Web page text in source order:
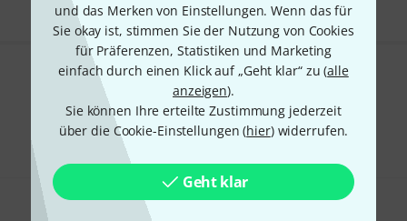
und das Merken von Einstellungen. Wenn das für
Sie okay ist, stimmen Sie der Nutzung von Cookies
für Präferenzen, Statistiken und Marketing
einfach durch einen Klick auf „Geht klar“ zu (alle
anzeigen).
Sie können Ihre erteilte Zustimmung jederzeit
über die Cookie-Einstellungen (hier) widerrufen.
Geht klar
Gefällt Ihnen, was Sie sehen?
Teilen Hilfe & Feedback